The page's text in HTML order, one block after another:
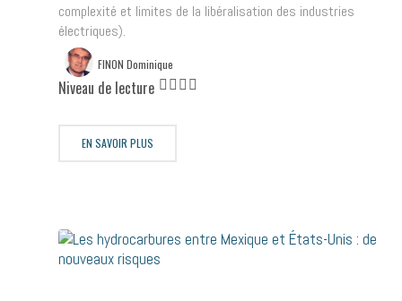
complexité et limites de la libéralisation des industries
électriques).
FINON Dominique
Niveau de lecture
EN SAVOIR PLUS